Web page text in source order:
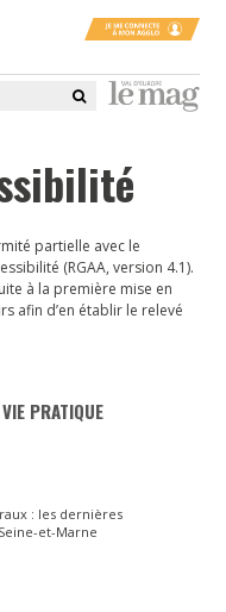
partielle avec le
(RGAA, version 4.1).
à la première mise en
afin d’en établir le relevé
PRATIQUE
: les dernières
et-Marne